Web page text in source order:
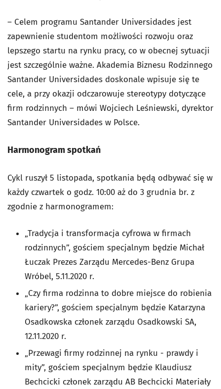
– Celem programu Santander Universidades jest
zapewnienie studentom możliwości rozwoju oraz
lepszego startu na rynku pracy, co w obecnej sytuacji
jest szczególnie ważne. Akademia Biznesu Rodzinnego
Santander Universidades doskonale wpisuje się te
cele, a przy okazji odczarowuje stereotypy dotyczące
firm rodzinnych – mówi Wojciech Leśniewski, dyrektor
Santander Universidades w Polsce.
Harmonogram spotkań
Cykl ruszył 5 listopada, spotkania będą odbywać się w
każdy czwartek o godz. 10:00 aż do 3 grudnia br. z
zgodnie z harmonogramem:
„Tradycja i transformacja cyfrowa w firmach
rodzinnych”, gościem specjalnym będzie Michał
Łuczak Prezes Zarządu Mercedes-Benz Grupa
Wróbel, 5.11.2020 r.
„Czy firma rodzinna to dobre miejsce do robienia
kariery?”, gościem specjalnym będzie Katarzyna
Osadkowska członek zarządu Osadkowski SA,
12.11.2020 r.
„Przewagi firmy rodzinnej na rynku - prawdy i
mity”, gościem specjalnym będzie Klaudiusz
Bechcicki członek zarządu AB Bechcicki Materiały